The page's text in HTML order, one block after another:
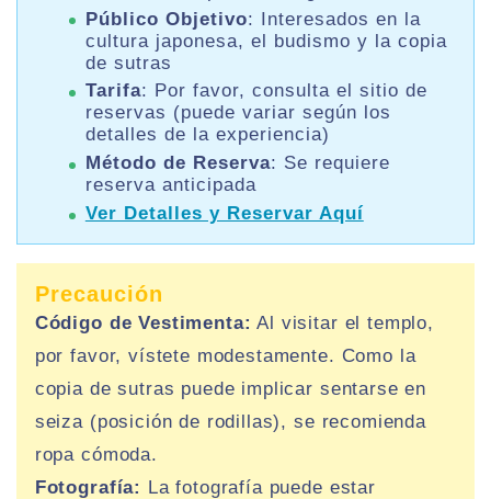
Público Objetivo: Interesados en la
cultura japonesa, el budismo y la copia
de sutras
Tarifa: Por favor, consulta el sitio de
reservas (puede variar según los
detalles de la experiencia)
Método de Reserva: Se requiere
reserva anticipada
Ver Detalles y Reservar Aquí
Precaución
Código de Vestimenta: Al visitar el templo,
por favor, vístete modestamente. Como la
copia de sutras puede implicar sentarse en
seiza (posición de rodillas), se recomienda
ropa cómoda.
Fotografía: La fotografía puede estar